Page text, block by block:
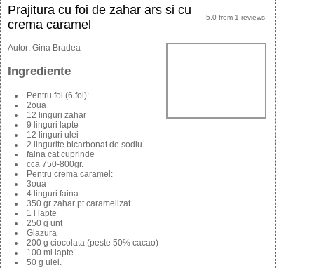
5.0 from 1 reviews
Prajitura cu foi de zahar ars si cu
crema caramel
Autor: Gina Bradea
Ingrediente
Pentru foi (6 foi):
2oua
12 linguri zahar
9 linguri lapte
12 linguri ulei
2 lingurite bicarbonat de sodiu
faina cat cuprinde
cca 750-800gr.
Pentru crema caramel:
3oua
4 linguri faina
350 gr zahar pt caramelizat
1 l lapte
250 g unt
Glazura
200 g ciocolata (peste 50% cacao)
100 ml lapte
50 g ulei.